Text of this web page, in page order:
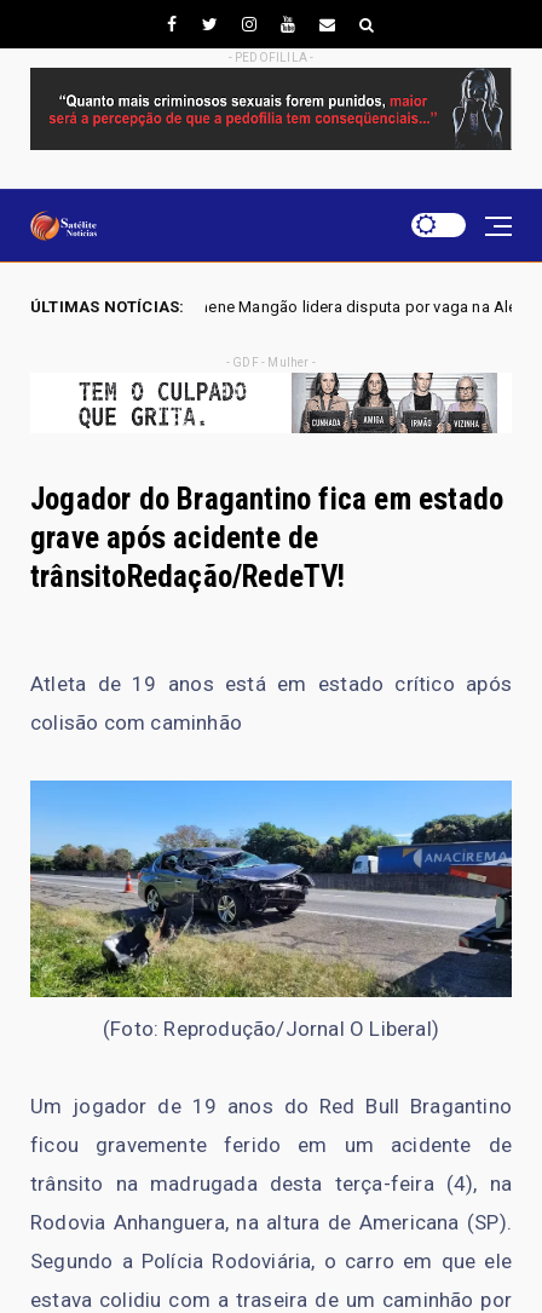
- PEDOFILILA -
ÚLTIMAS NOTÍCIAS:
Mangão lidera disputa por vaga na Alego em Novo Gama, aponta
- GDF - Mulher -
Jogador do Bragantino fica em estado
grave após acidente de
trânsitoRedação/RedeTV!
Atleta de 19 anos está em estado crítico após
colisão com caminhão
(Foto: Reprodução/Jornal O Liberal)
Um jogador de 19 anos do Red Bull Bragantino
ficou gravemente ferido em um acidente de
trânsito na madrugada desta terça-feira (4), na
Rodovia Anhanguera, na altura de Americana (SP).
Segundo a Polícia Rodoviária, o carro em que ele
estava colidiu com a traseira de um caminhão por